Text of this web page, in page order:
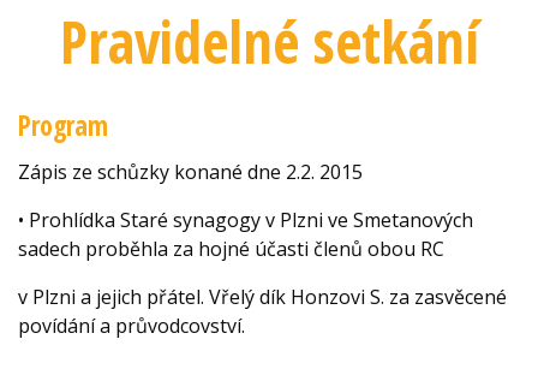
Pravidelné setkání
Program
Zápis ze schůzky konané dne 2.2. 2015
• Prohlídka Staré synagogy v Plzni ve Smetanových
sadech proběhla za hojné účasti členů obou RC
v Plzni a jejich přátel. Vřelý dík Honzovi S. za zasvěcené
povídání a průvodcovství.